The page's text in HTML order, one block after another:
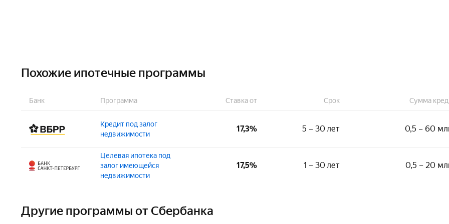
Похожие ипотечные программы
Банк Программа Ставка от Срок Сумма
Кредит под залог
недвижимости
17,3% 5 – 30 лет 0,5 – 60
Сумма:
500 000 – 60 000 000 ₽
Стаж на последнем месте:
Целевая ипотека под
залог имеющейся
недвижимости
17,5% 1 – 30 лет 0,5 – 20
500 000 – 20 000 000 ₽
Другие программы от Сбербанка